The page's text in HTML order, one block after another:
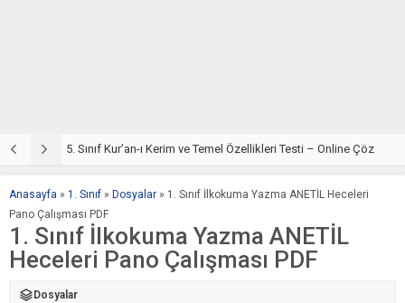
5. Sınıf Kur’an-ı Kerim ve Temel Özellikleri Testi – Online Çöz
Anasayfa » 1. Sınıf » Dosyalar » 1. Sınıf İlkokuma Yazma ANETİL Heceleri
Pano Çalışması PDF
1. Sınıf İlkokuma Yazma ANETİL
Heceleri Pano Çalışması PDF
Dosyalar